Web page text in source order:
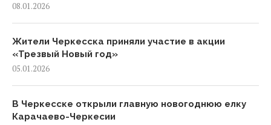
08.01.2026
Жители Черкесска приняли участие в акции
«Трезвый Новый год»
05.01.2026
В Черкесске открыли главную новогоднюю елку
Карачаево-Черкесии